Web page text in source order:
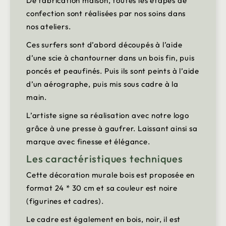
confection sont réalisées par nos soins dans
nos ateliers.
Ces surfers sont d’abord découpés à l’aide
d’une scie à chantourner dans un bois fin, puis
poncés et peaufinés. Puis ils sont peints à l’aide
d’un aérographe, puis mis sous cadre à la
main.
L’artiste signe sa réalisation avec notre logo
grâce à une presse à gaufrer. Laissant ainsi sa
marque avec finesse et élégance.
Les caractéristiques techniques
Cette décoration murale bois est proposée en
format 24 * 30 cm et sa couleur est noire
(figurines et cadres).
Le cadre est également en bois, noir, il est